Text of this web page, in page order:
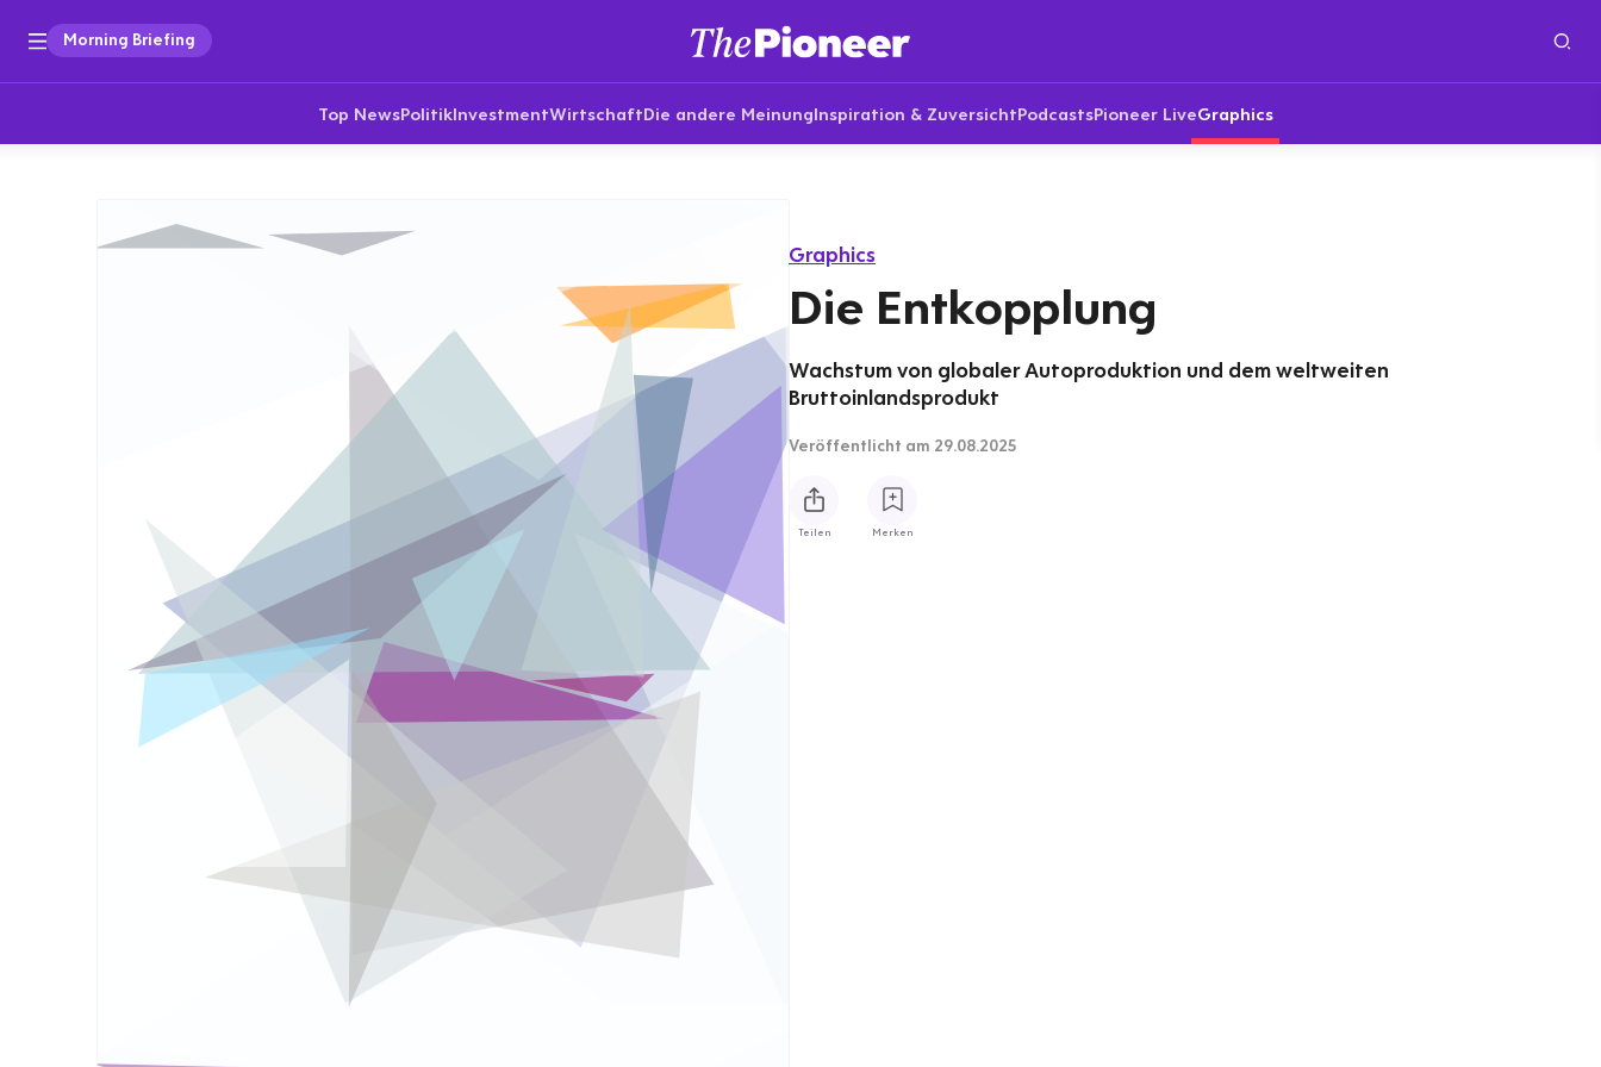
Morning Briefing
Top NewsPolitikInvestmentWirtschaftDie andere MeinungInspiration & ZuversichtPodcastsPioneer LiveGraphics
Graphics
Die Entkopplung
Wachstum von globaler Autoproduktion und dem weltweiten
Bruttoinlandsprodukt
Veröffentlicht am 29.08.2025
Teilen Merken